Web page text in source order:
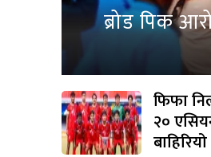
ब्रोड पिक
फिफा
२०
बाहिरियो